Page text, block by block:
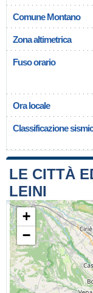
Comune Montano
Zona altimetrica
Fuso orario
Ora locale
Classificazione
LE CITTÀ
LEINI
+
−